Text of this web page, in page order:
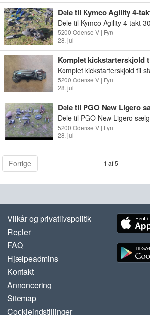
Dele til Kymco Agility 4-
2021
Dele til Kymco Agility 4-takt
Kun kørt 4.400 km Skriv hvad
Pris fra 50 kr Dele kan
Søndersø Dele kan også
5200 Odense V | Fyn
28. jul
Komplet kickstarterskjold
Komplet kickstarterskjold til
mange andre Det virker som
kr Det kan afhentes i odense
kan også sendes for 65 kr
5200 Odense V | Fyn
28. jul
Dele til PGO New Ligero
Dele til PGO New Ligero
kan afhentes I Odense V eller
5200 Odense V | Fyn
28. jul
Forrige 1 af 5
Vilkår og privatlivspolitik
Regler
FAQ
Hjælpeadmins
Kontakt
Annoncering
Sitemap
Cookieindstillinger